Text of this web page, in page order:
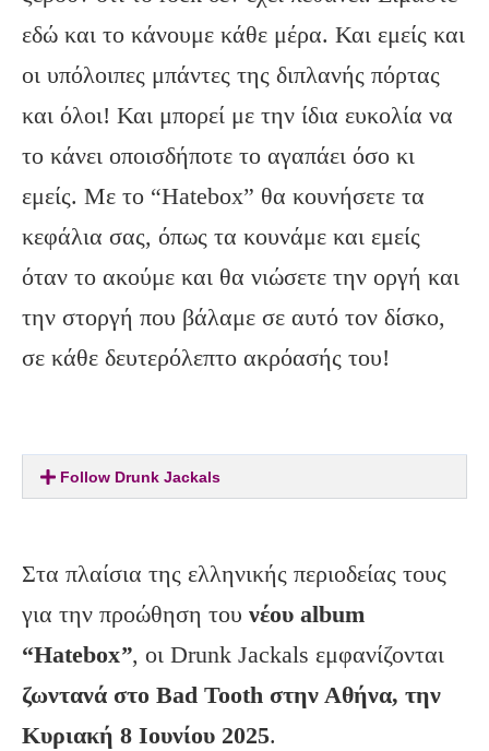
εδώ και το κάνουμε κάθε μέρα. Και εμείς και
οι υπόλοιπες μπάντες της διπλανής πόρτας
και όλοι! Και μπορεί με την ίδια ευκολία να
το κάνει οποισδήποτε το αγαπάει όσο κι
εμείς. Με το “Hatebox” θα κουνήσετε τα
κεφάλια σας, όπως τα κουνάμε και εμείς
όταν το ακούμε και θα νιώσετε την οργή και
την στοργή που βάλαμε σε αυτό τον δίσκο,
σε κάθε δευτερόλεπτο ακρόασής του!
Follow Drunk Jackals
Στα πλαίσια της ελληνικής περιοδείας τους
για την προώθηση του νέου album
“Hatebox”, οι Drunk Jackals εμφανίζονται
ζωντανά στο Bad Tooth στην Αθήνα, την
Κυριακή 8 Ιουνίου 2025.